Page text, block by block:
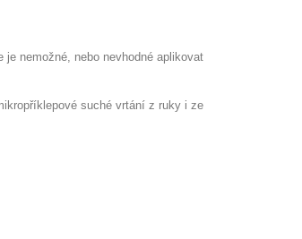
nemožné, nebo nevhodné aplikovat
suché vrtání z ruky i ze